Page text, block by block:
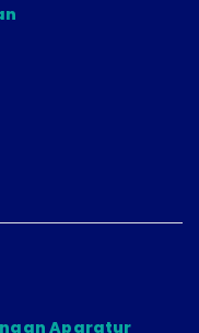
Aparatur